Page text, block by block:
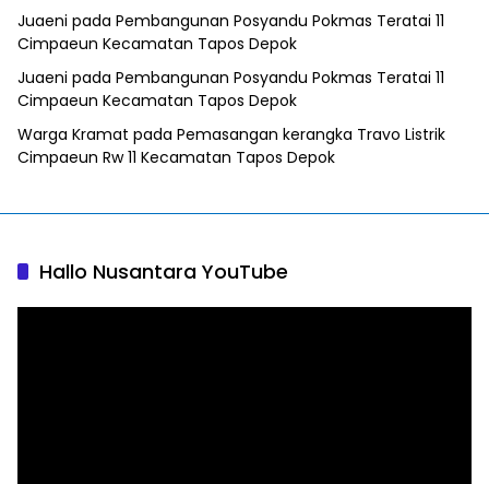
Juaeni pada Pembangunan Posyandu Pokmas Teratai 11
Cimpaeun Kecamatan Tapos Depok
Juaeni pada Pembangunan Posyandu Pokmas Teratai 11
Cimpaeun Kecamatan Tapos Depok
Warga Kramat pada Pemasangan kerangka Travo Listrik
Cimpaeun Rw 11 Kecamatan Tapos Depok
Hallo Nusantara YouTube